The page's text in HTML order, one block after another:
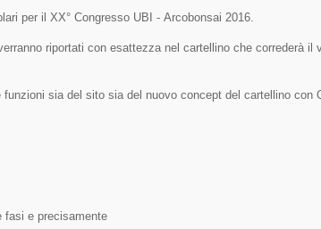
per il XX° Congresso UBI - Arcobonsai 2016.
riportati con esattezza nel cartellino che correderà il
sia del sito sia del nuovo concept del cartellino con
fasi e precisamente